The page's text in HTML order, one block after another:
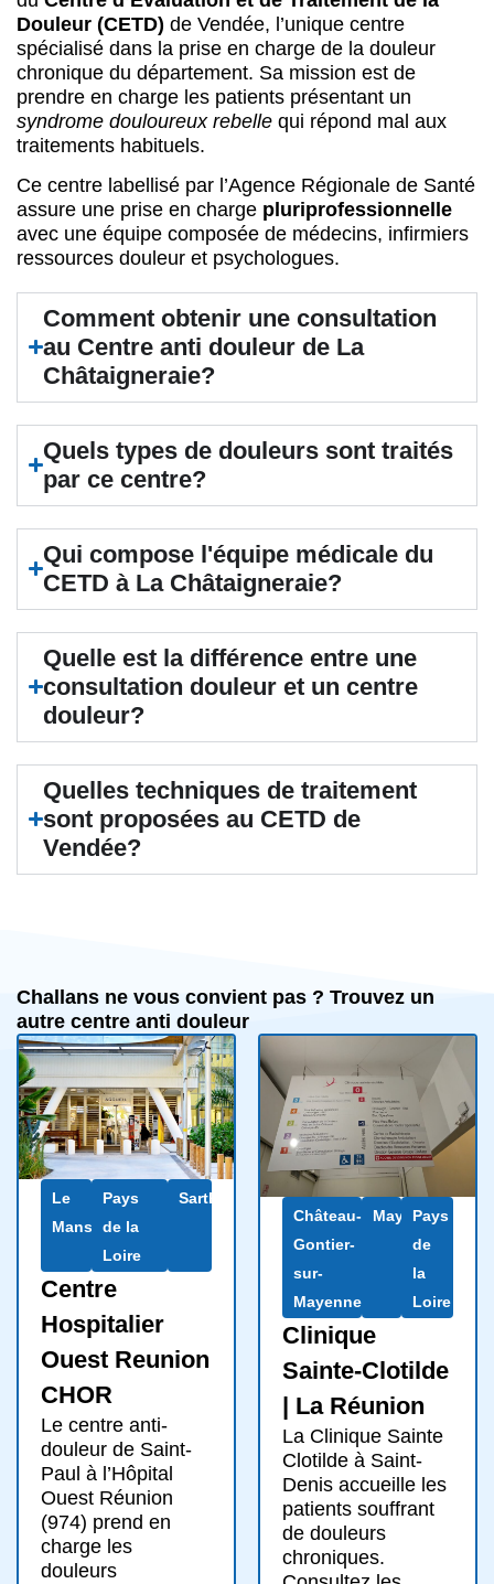
Douleur (CETD) de Vendée, l’unique centre
spécialisé dans la prise en charge de la douleur
chronique du département. Sa mission est de
prendre en charge les patients présentant un
syndrome douloureux rebelle qui répond mal aux
traitements habituels.
Ce centre labellisé par l’Agence Régionale de Santé
assure une prise en charge pluriprofessionnelle
avec une équipe composée de médecins, infirmiers
ressources douleur et psychologues.
Comment obtenir une consultation
au Centre anti douleur de La
Châtaigneraie?
Quels types de douleurs sont traités
par ce centre?
Qui compose l'équipe médicale du
CETD à La Châtaigneraie?
Quelle est la différence entre une
consultation douleur et un centre
douleur?
Quelles techniques de traitement
sont proposées au CETD de
Vendée?
Challans ne vous convient pas ? Trouvez un
autre centre anti douleur
Le
Mans
Pays
de la
Loire
Sarthe
Centre
Hospitalier
Ouest Reunion
CHOR
Le centre anti-
douleur de Saint-
Paul à l’Hôpital
Ouest Réunion
(974) prend en
charge les
douleurs
Château-
Gontier-
sur-
Mayenne
Mayenne
Pays
de
la
Loire
Clinique
Sainte-Clotilde
| La Réunion
La Clinique Sainte
Clotilde à Saint-
Denis accueille les
patients souffrant
de douleurs
chroniques.